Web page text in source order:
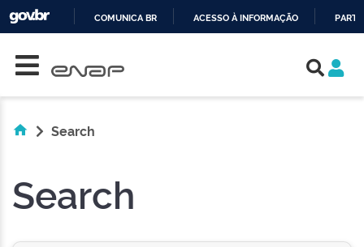
COMUNICA BR ACESSO À INFORMAÇÃO
Search
Search